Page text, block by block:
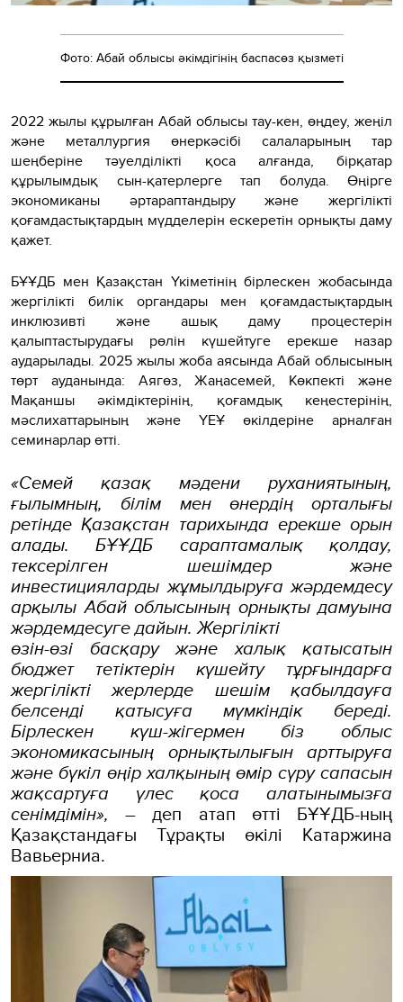
Фото: Абай облысы әкімдігінің баспасөз қызметі
2022 жылы құрылған Абай облысы тау-кен, өңдеу, жеңіл
және металлургия өнеркәсібі салаларының тар
шеңберіне тәуелділікті қоса алғанда, бірқатар
құрылымдық сын-қатерлерге тап болуда. Өңірге
экономиканы әртараптандыру және жергілікті
қоғамдастықтардың мүдделерін ескеретін орнықты даму
қажет.
БҰҰДБ мен Қазақстан Үкіметінің бірлескен жобасында
жергілікті билік органдары мен қоғамдастықтардың
инклюзивті және ашық даму процестерін
қалыптастырудағы рөлін күшейтуге ерекше назар
аударылады. 2025 жылы жоба аясында Абай облысының
төрт ауданында: Аягөз, Жаңасемей, Көкпекті және
Мақаншы әкімдіктерінің, қоғамдық кеңестерінің,
мәслихаттарының және ҮЕҰ өкілдеріне арналған
семинарлар өтті.
«Семей қазақ мәдени руханиятының,
ғылымның, білім мен өнердің орталығы
ретінде Қазақстан тарихында ерекше орын
алады. БҰҰДБ сараптамалық қолдау,
тексерілген шешімдер және
инвестицияларды жұмылдыруға жәрдемдесу
арқылы Абай облысының орнықты дамуына
жәрдемдесуге дайын. Жергілікті
өзін-өзі басқару және халық қатысатын
бюджет тетіктерін күшейту тұрғындарға
жергілікті жерлерде шешім қабылдауға
белсенді қатысуға мүмкіндік береді.
Бірлескен күш-жігермен біз облыс
экономикасының орнықтылығын арттыруға
және бүкіл өңір халқының өмір сүру сапасын
жақсартуға үлес қоса алатынымызға
сенімдімін»,– деп атап өтті БҰҰДБ-ның
Қазақстандағы Тұрақты өкілі Катаржина
Вавьерниа.